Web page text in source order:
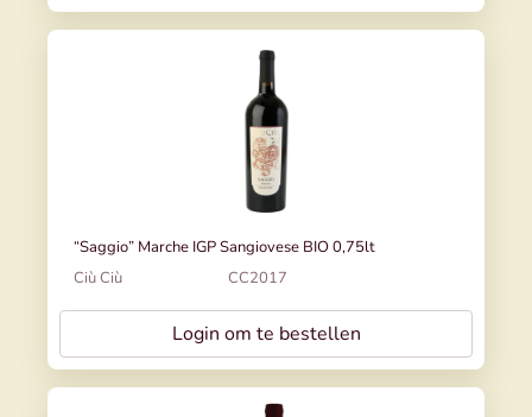
“Saggio” Marche IGP Sangiovese BIO 0,75lt
Ciù Ciù
CC2017
Login om te bestellen